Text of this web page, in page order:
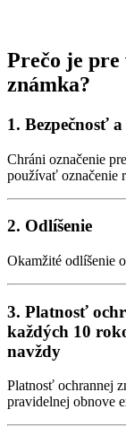
Prečo je pre
známka?
1. Bezpečnosť
Chráni označenie
používať označenie
2. Odlíšenie
Okamžité odlíšenie
3. Platnosť
každých 10
navždy
Platnosť ochrannej
pravidelnej obnove